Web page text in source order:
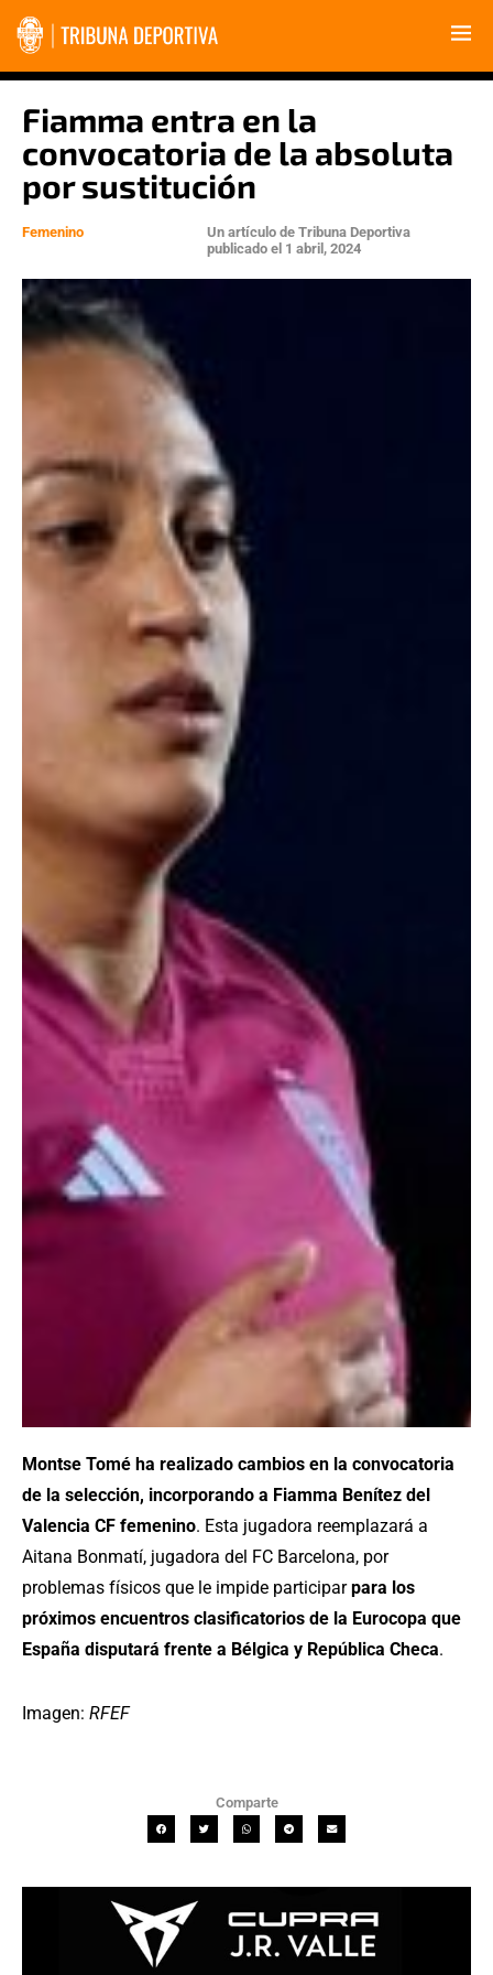
Fiamma entra en la
convocatoria de la absoluta
por sustitución
Femenino Un artículo de Tribuna Deportiva
publicado el 1 abril, 2024
Montse Tomé ha realizado cambios en la convocatoria
de la selección, incorporando a Fiamma Benítez del
Valencia CF femenino. Esta jugadora reemplazará a
Aitana Bonmatí, jugadora del FC Barcelona, por
problemas físicos que le impide participarpara los
próximos encuentros clasificatorios de la Eurocopa que
España disputará frente a Bélgica y República Checa.
Imagen: RFEF
Comparte